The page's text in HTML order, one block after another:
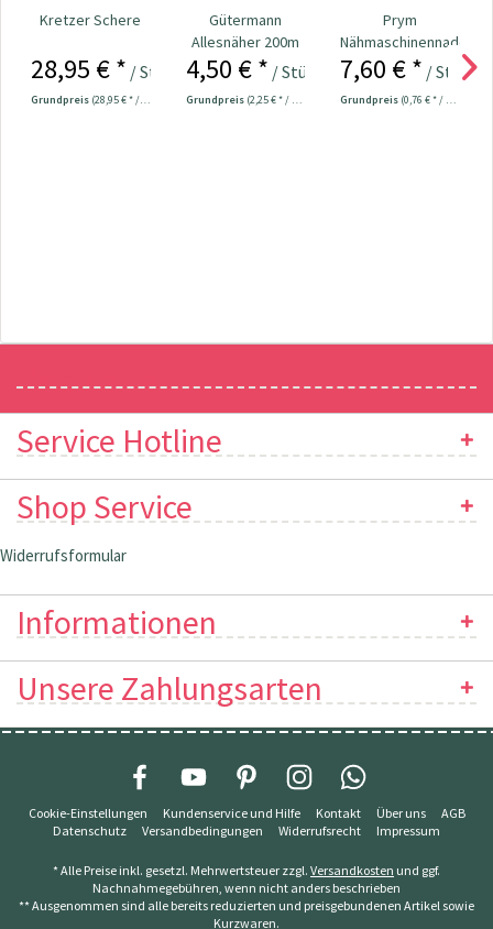
Kretzer Schere
28,95 € * / Stück
Grundpreis (28,95 € * / 1 Stück)
Gütermann
Allesnäher 200m
Fb. 000 - schwarz
4,50 € * / Stück
Grundpreis (2,25 € * / 100 Meter)
Prym
Nähmaschinennadeln
130/705
Universal...
7,60 € * / Stück
Grundpreis (0,76 € * / 1 Stück)
Service Hotline
Shop Service
Widerrufsformular
Informationen
Unsere Zahlungsarten
Cookie-Einstellungen Kundenservice und Hilfe Kontakt Über uns
AGB
Datenschutz
Versandbedingungen Widerrufsrecht Impressum
* Alle Preise inkl. gesetzl. Mehrwertsteuer zzgl. Versandkosten und ggf.
Nachnahmegebühren, wenn nicht anders beschrieben
** Ausgenommen sind alle bereits reduzierten und preisgebundenen Artikel sowie
Kurzwaren.